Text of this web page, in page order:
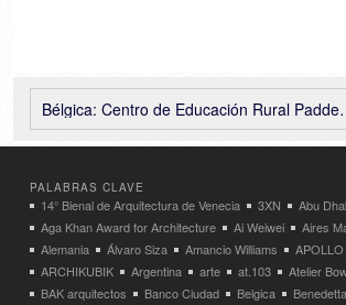
Bélgica: Centro de Educación Rural Paddenbroek – Jo Taillieu Architecten
PALABRAS CLAVE
14° Bienal de Arquitectura de Venecia 3XN Abu
Aga Khan Award for Architecture
Ai Weiwei Aires
Alemania
Álvaro Siza Amancio Williams
ARCHIKUBIK
Argentina arte at.103 Atelier
BAK arquitectos
Banco Ciudad Belgica